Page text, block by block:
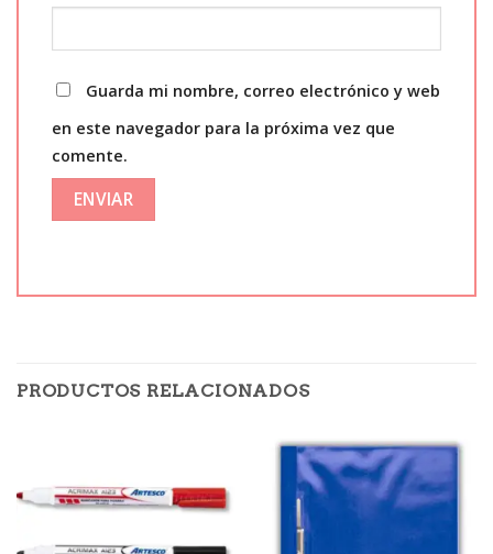
Guarda mi nombre, correo electrónico y web
en este navegador para la próxima vez que
comente.
PRODUCTOS RELACIONADOS